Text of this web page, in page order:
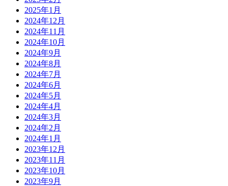
2025年1月
2024年12月
2024年11月
2024年10月
2024年9月
2024年8月
2024年7月
2024年6月
2024年5月
2024年4月
2024年3月
2024年2月
2024年1月
2023年12月
2023年11月
2023年10月
2023年9月